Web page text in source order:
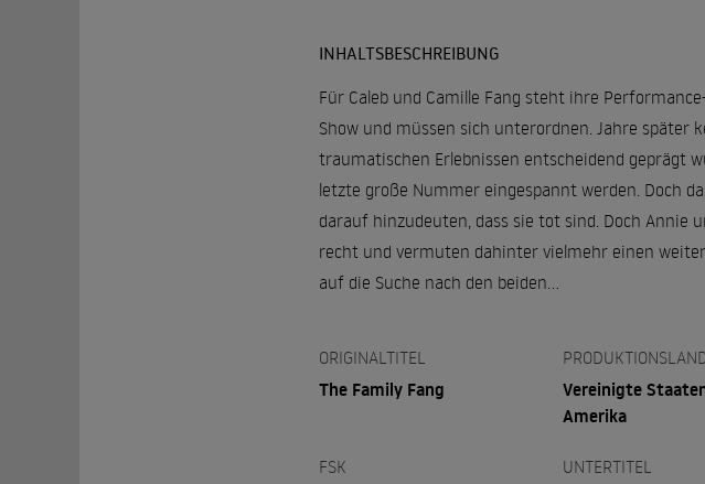
INHALTSBESCHREIBUNG
Für Caleb und Camille Fang steht ihre
Show und müssen sich unterordnen. Jahre später
traumatischen Erlebnissen entscheidend geprägt
letzte große Nummer eingespannt werden. Doch
darauf hinzudeuten, dass sie tot sind. Doch Annie
recht und vermuten dahinter vielmehr einen
auf die Suche nach den beiden...
ORIGINALTITEL
The Family Fang
Vereinigte
Amerika
FSK UNTERTITEL